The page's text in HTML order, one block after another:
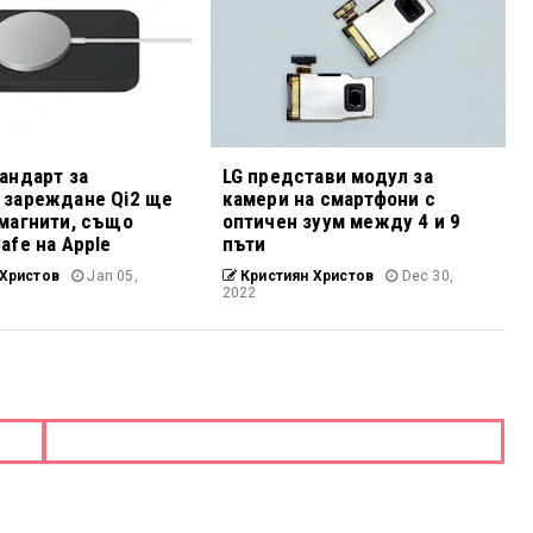
за
Qi2 ще
също
на Apple
Jan 05,
LG представи модул за
камери на смартфони с
оптичен зуум между 4 и 9
пъти
Кристиян Христов
Dec 30,
2022